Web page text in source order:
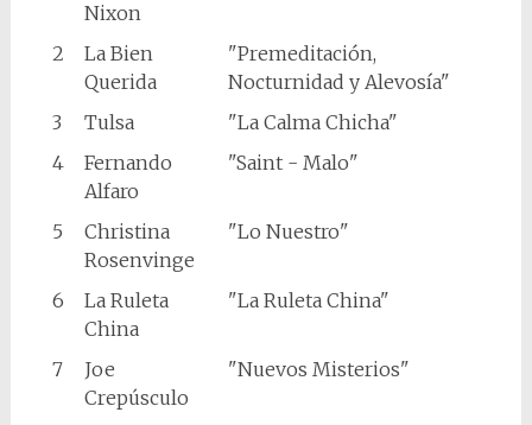
Nixon
2
La Bien
Querida
"Premeditación,
Nocturnidad y Alevosía"
3
Tulsa
"La Calma Chicha"
4
Fernando
Alfaro
"Saint - Malo"
5
Christina
Rosenvinge
"Lo Nuestro"
6
La Ruleta
China
"La Ruleta China"
7
Joe
Crepúsculo
"Nuevos Misterios"